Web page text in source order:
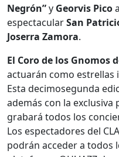
Negrón”y Georvis Pico
espectacularSan
Joserra Zamora.
El Coro de los Gnomos
actuarán como estrellas
Esta decimosegunda
además con la
grabará todos los
Los espectadores del
podrán acceder a todos